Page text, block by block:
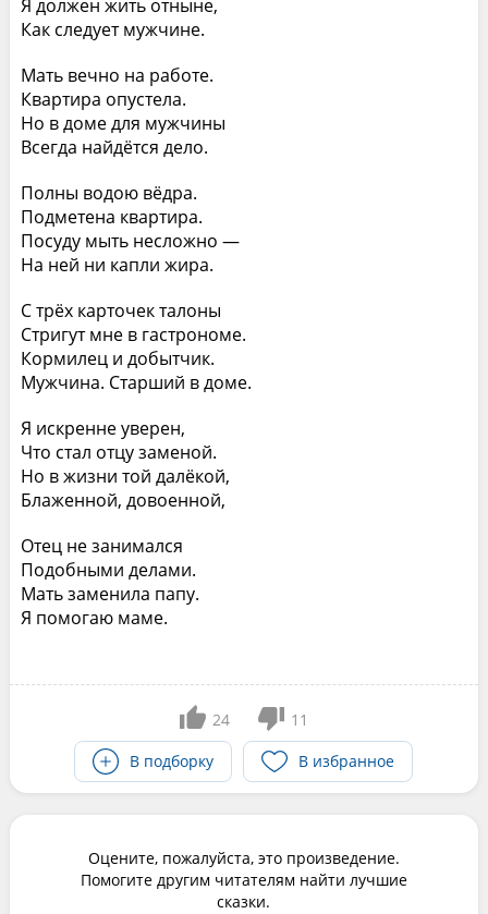
Я должен жить отныне,
Как следует мужчине.
Мать вечно на работе.
Квартира опустела.
Но в доме для мужчины
Всегда найдётся дело.
Полны водою вёдра.
Подметена квартира.
Посуду мыть несложно —
На ней ни капли жира.
С трёх карточек талоны
Стригут мне в гастрономе.
Кормилец и добытчик.
Мужчина. Старший в доме.
Я искренне уверен,
Что стал отцу заменой.
Но в жизни той далёкой,
Блаженной, довоенной,
Отец не занимался
Подобными делами.
Мать заменила папу.
Я помогаю маме.
24
11
В подборку
В избранное
Оцените, пожалуйста, это произведение.
Помогите другим читателям найти лучшие
сказки.